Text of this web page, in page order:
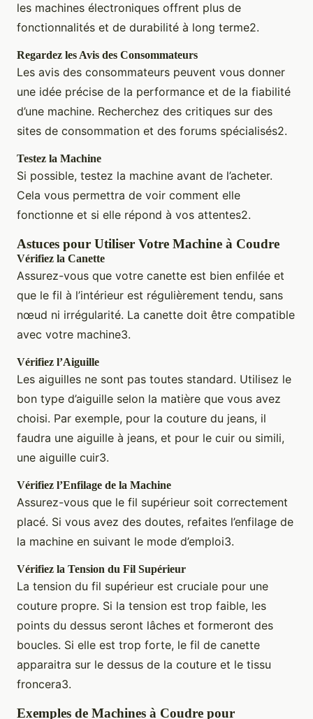
les machines électroniques offrent plus de
fonctionnalités et de durabilité à long terme2.
Regardez les Avis des Consommateurs
Les avis des consommateurs peuvent vous donner
une idée précise de la performance et de la fiabilité
d’une machine. Recherchez des critiques sur des
sites de consommation et des forums spécialisés2.
Testez la Machine
Si possible, testez la machine avant de l’acheter.
Cela vous permettra de voir comment elle
fonctionne et si elle répond à vos attentes2.
Astuces pour Utiliser Votre Machine à Coudre
Vérifiez la Canette
Assurez-vous que votre canette est bien enfilée et
que le fil à l’intérieur est régulièrement tendu, sans
nœud ni irrégularité. La canette doit être compatible
avec votre machine3.
Vérifiez l’Aiguille
Les aiguilles ne sont pas toutes standard. Utilisez le
bon type d’aiguille selon la matière que vous avez
choisi. Par exemple, pour la couture du jeans, il
faudra une aiguille à jeans, et pour le cuir ou simili,
une aiguille cuir3.
Vérifiez l’Enfilage de la Machine
Assurez-vous que le fil supérieur soit correctement
placé. Si vous avez des doutes, refaites l’enfilage de
la machine en suivant le mode d’emploi3.
Vérifiez la Tension du Fil Supérieur
La tension du fil supérieur est cruciale pour une
couture propre. Si la tension est trop faible, les
points du dessus seront lâches et formeront des
boucles. Si elle est trop forte, le fil de canette
apparaitra sur le dessus de la couture et le tissu
froncera3.
Exemples de Machines à Coudre pour